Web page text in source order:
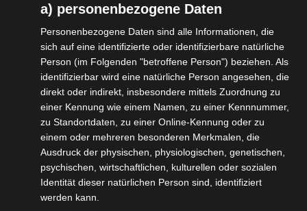
#WirGemeinsamJetzt
#forumveranstaltungswirtschaft
Diesen Beitrag teilen
a) personenbezogene Daten
Personenbezogene Daten sind alle Informationen, die
sich auf eine identifizierte oder identifizierbare natürliche
Person (im Folgenden "betroffene Person") beziehen. Als
identifizierbar wird eine natürliche Person angesehen, die
direkt oder indirekt, insbesondere mittels Zuordnung zu
einer Kennung wie einem Namen, zu einer Kennnummer,
zu Standortdaten, zu einer Online-Kennung oder zu
einem oder mehreren besonderen Merkmalen, die
Ausdruck der physischen, physiologischen, genetischen,
psychischen, wirtschaftlichen, kulturellen oder sozialen
Identität dieser natürlichen Person sind, identifiziert
werden kann.